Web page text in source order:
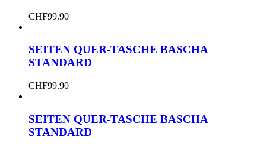
CHF99.90
SEITEN QUER-TASCHE BASCHA
STANDARD
CHF99.90
SEITEN QUER-TASCHE BASCHA
STANDARD